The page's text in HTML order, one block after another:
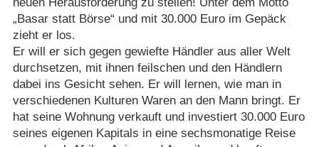
„Basar statt Börse“ und mit 30.000 Euro im Gepäck
zieht er los.
Er will er sich gegen gewiefte Händler aus aller Welt
durchsetzen, mit ihnen feilschen und den Händlern
dabei ins Gesicht sehen. Er will lernen, wie man in
verschiedenen Kulturen Waren an den Mann bringt. Er
hat seine Wohnung verkauft und investiert 30.000 Euro
seines eigenen Kapitals in eine sechsmonatige Reise